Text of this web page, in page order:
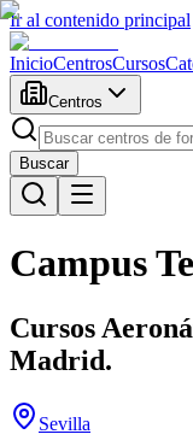
Ir al contenido principal
InicioCentrosCursos
Centros
Buscar
Campus
Cursos
Madrid.
Sevilla